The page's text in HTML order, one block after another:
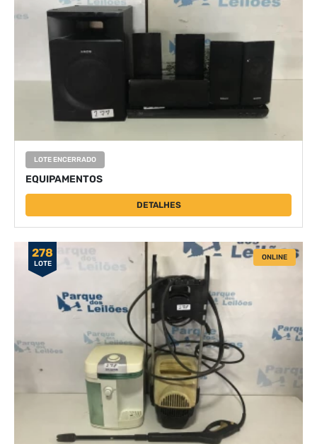
LOTE ENCERRADO
EQUIPAMENTOS
DETALHES
278
LOTE
ONLINE